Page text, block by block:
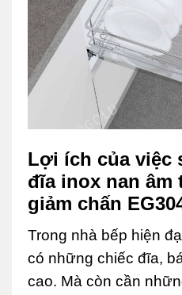
Lợi ích của việc
đĩa inox nan âm
giảm chấn
Trong nhà bếp hiện
có những chiếc đĩa,
cao. Mà còn cần